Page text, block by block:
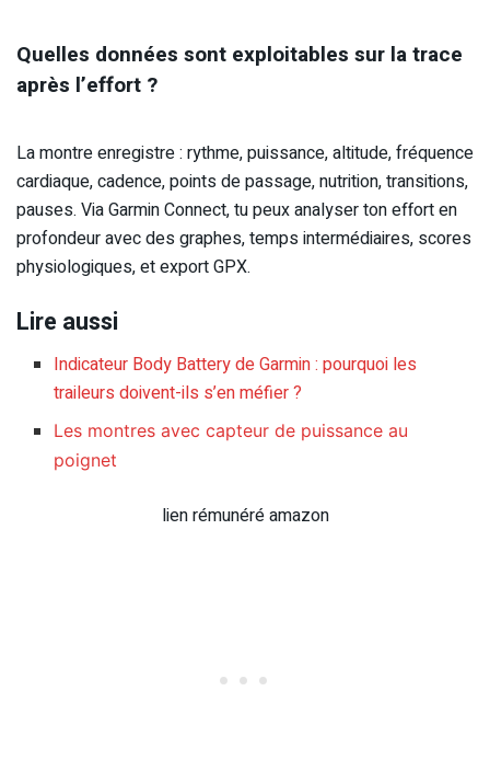
Quelles données sont exploitables sur la trace
après l’effort ?
La montre enregistre : rythme, puissance, altitude, fréquence
cardiaque, cadence, points de passage, nutrition, transitions,
pauses. Via Garmin Connect, tu peux analyser ton effort en
profondeur avec des graphes, temps intermédiaires, scores
physiologiques, et export GPX.
Lire aussi
Indicateur Body Battery de Garmin : pourquoi les
traileurs doivent-ils s’en méfier ?
Les montres avec capteur de puissance au
poignet
lien rémunéré amazon